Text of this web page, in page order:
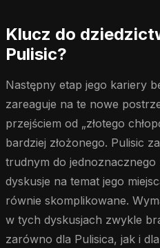
Klucz do
Pulisic?
Następny etap jego kariery
zareaguje na te nowe
przejściem od „złotego
bardziej złożonego. Pulisic
trudnym do jednoznacznego
dyskusje na temat jego
równie skomplikowane.
w tych dyskusjach zwykle
zarówno dla Pulisica, jak i